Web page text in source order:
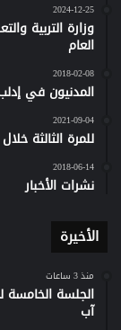
2024-12-25
وزارة التربية
العام
2018-02-08
المدنيون في
2021-09-04
للمرة الثالثة
2018-06-14
نشرات الأخبار
الأخيرة
منذ 3 ساعات
آب